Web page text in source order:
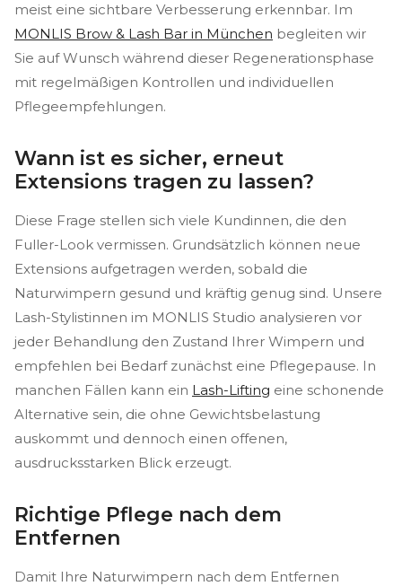
meist eine sichtbare Verbesserung erkennbar. Im
MONLIS Brow & Lash Bar in München begleiten wir
Sie auf Wunsch während dieser Regenerationsphase
mit regelmäßigen Kontrollen und individuellen
Pflegeempfehlungen.
Wann ist es sicher, erneut
Extensions tragen zu lassen?
Diese Frage stellen sich viele Kundinnen, die den
Fuller-Look vermissen. Grundsätzlich können neue
Extensions aufgetragen werden, sobald die
Naturwimpern gesund und kräftig genug sind. Unsere
Lash-Stylistinnen im MONLIS Studio analysieren vor
jeder Behandlung den Zustand Ihrer Wimpern und
empfehlen bei Bedarf zunächst eine Pflegepause. In
manchen Fällen kann ein Lash-Lifting eine schonende
Alternative sein, die ohne Gewichtsbelastung
auskommt und dennoch einen offenen,
ausdrucksstarken Blick erzeugt.
Richtige Pflege nach dem
Entfernen
Damit Ihre Naturwimpern nach dem Entfernen